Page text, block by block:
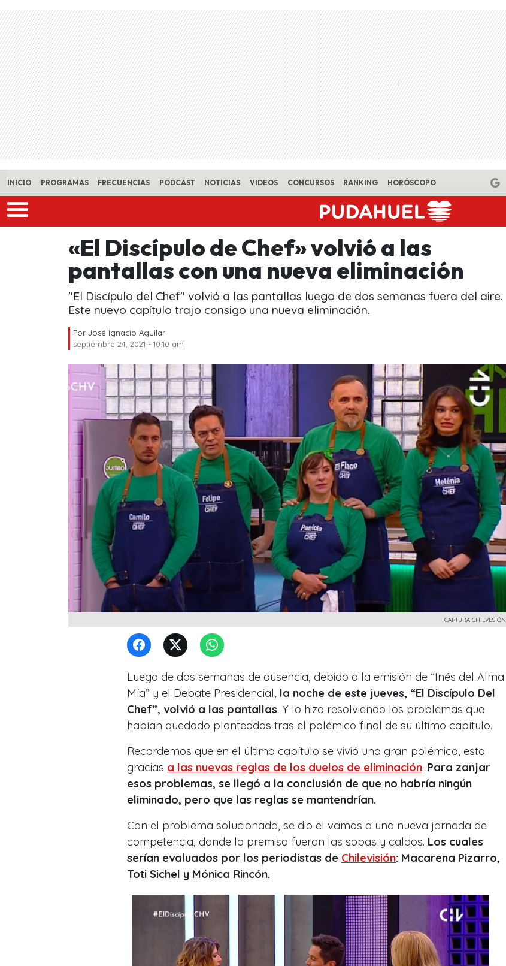
Skip to main content
INICIO PROGRAMAS FRECUENCIAS PODCAST NOTICIAS VIDEOS CONCURSOS RANKING HORÓSCOPO
«El Discípulo de Chef» volvió a las
pantallas con una nueva eliminación
"El Discípulo del Chef" volvió a las pantallas luego de dos semanas fuera del aire.
Este nuevo capítulo trajo consigo una nueva eliminación.
Por José Ignacio Aguilar
septiembre 24, 2021 - 10:10 am
CAPTURA CHILVESIÓN
Luego de dos semanas de ausencia, debido a la emisión de “Inés del Alma
Mía” y el Debate Presidencial, la noche de este jueves, “El Discípulo Del
Chef”, volvió a las pantallas. Y lo hizo resolviendo los problemas que
habían quedado planteados tras el polémico final de su último capítulo.
Recordemos que en el último capítulo se vivió una gran polémica, esto
gracias a las nuevas reglas de los duelos de eliminación. Para zanjar
esos problemas, se llegó a la conclusión de que no habría ningún
eliminado, pero que las reglas se mantendrían.
Con el problema solucionado, se dio el vamos a una nueva jornada de
competencia, donde la premisa fueron las sopas y caldos. Los cuales
serían evaluados por los periodistas de Chilevisión: Macarena Pizarro,
Toti Sichel y Mónica Rincón.